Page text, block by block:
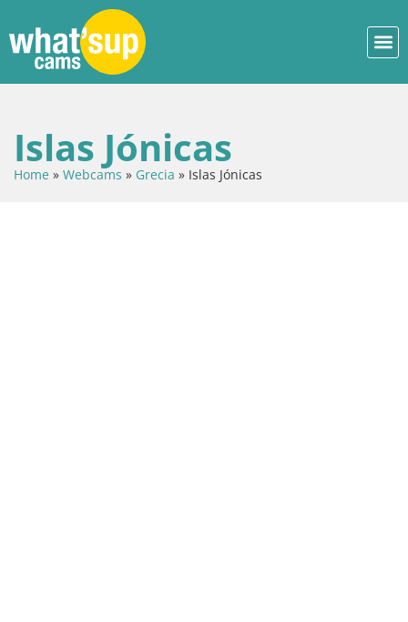
Islas Jónicas
Home » Webcams » Grecia » Islas Jónicas